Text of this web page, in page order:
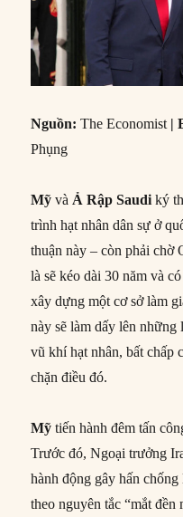
Nguồn:The Economist |
Phụng
Mỹvà Ả Rập Saudi ký
trình hạt nhân dân sự ở
thuận này – còn phải chờ
là sẽ kéo dài 30 năm và
xây dựng một cơ sở làm
này sẽ làm dấy lên
vũ khí hạt nhân, bất chấp
chặn điều đó.
Mỹ tiến hành đêm tấn
Trước đó, Ngoại trưởng
hành động gây hấn
theo nguyên tắc “mắt